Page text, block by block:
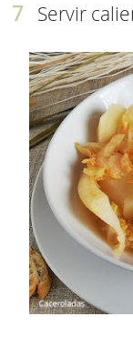
Servir